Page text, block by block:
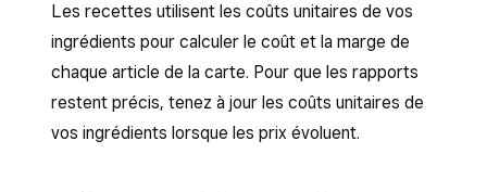
sélectionnantGérer les stocks, puis en
procédant à l’enregistrement ou à l’ajustement
du stock à partir de cette section.
ce qui concerne les recettes, les unités et les
conversions, utilisez le Tableau de bord Square.
Les recettes utilisent les coûts unitaires de vos
ingrédients pour calculer le coût et la marge de
chaque article de la carte. Pour que les rapports
restent précis, tenez à jour les coûts unitaires de
vos ingrédients lorsque les prix évoluent.